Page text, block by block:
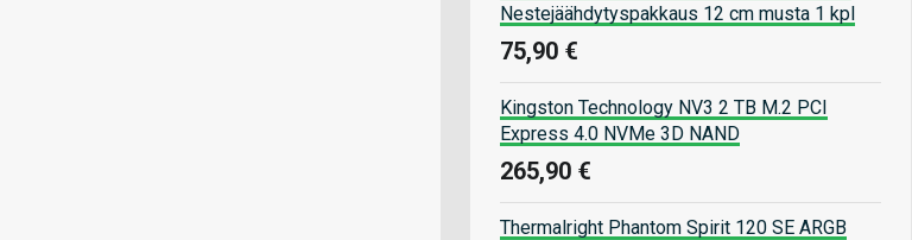
Nestejäähdytyspakkaus 12 cm musta 1 kpl
75,90 €
Kingston Technology NV3 2 TB M.2 PCI
Express 4.0 NVMe 3D NAND
265,90 €
Thermalright Phantom Spirit 120 SE ARGB